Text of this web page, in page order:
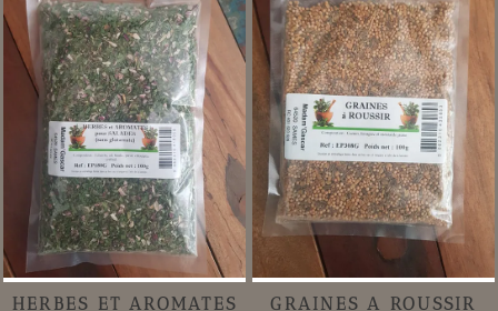
HERBES ET AROMATES
GRAINES A ROUSSIR